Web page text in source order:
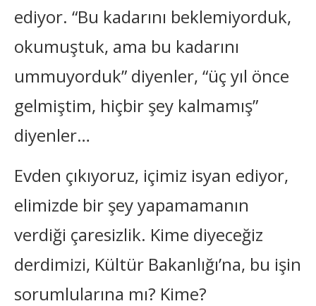
ediyor. “Bu kadarını beklemiyorduk,
okumuştuk, ama bu kadarını
ummuyorduk” diyenler, “üç yıl önce
gelmiştim, hiçbir şey kalmamış”
diyenler…
Evden çıkıyoruz, içimiz isyan ediyor,
elimizde bir şey yapamamanın
verdiği çaresizlik. Kime diyeceğiz
derdimizi, Kültür Bakanlığı’na, bu işin
sorumlularına mı? Kime?